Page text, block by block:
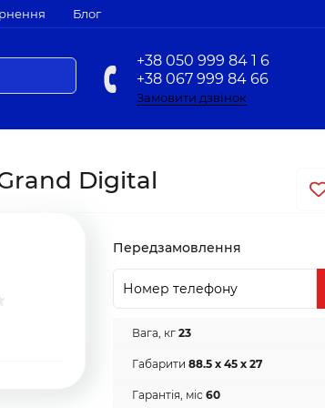
Блог
+38 050 999 84 1 6
+38 067 999 84 66
Замовити дзвінок
Digital
Передзамовлення
Вага, кг 23
Габарити 88.5 х 45 х 27
Гарантія, міс 60